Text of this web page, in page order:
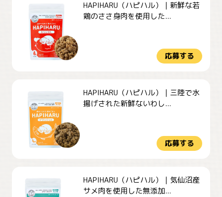
HAPIHARU（ハピハル）｜新鮮な若
鶏のささ身肉を使用した...
応募する
HAPIHARU（ハピハル）｜三陸で水
揚げされた新鮮ないわし...
応募する
HAPIHARU（ハピハル）｜気仙沼産
サメ肉を使用した無添加...